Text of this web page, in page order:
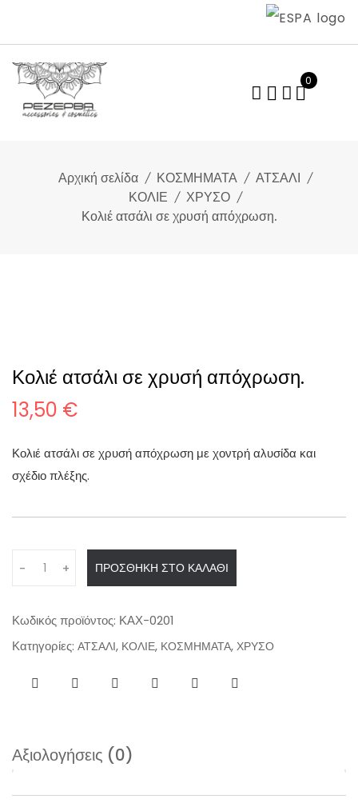
content
0
Αρχική σελίδα ΚΟΣΜΗΜΑΤΑ
ΑΤΣΑΛΙ
ΚΟΛΙΕ
ΧΡΥΣΟ
Κολιέ ατσάλι σε χρυσή απόχρωση.
Κολιέ ατσάλι σε χρυσή απόχρωση.
13,50 €
Κολιέ ατσάλι σε χρυσή απόχρωση με χοντρή αλυσίδα και
σχέδιο πλέξης.
n
i
- + ΠΡΟΣΘΉΚΗ ΣΤΟ ΚΑΛΆΘΙ
Κωδικός προϊόντος: ΚΑΧ-0201
Κατηγορίες: ΑΤΣΑΛΙ, ΚΟΛΙΕ, ΚΟΣΜΗΜΑΤΑ, ΧΡΥΣΟ
Αξιολογήσεις (0)